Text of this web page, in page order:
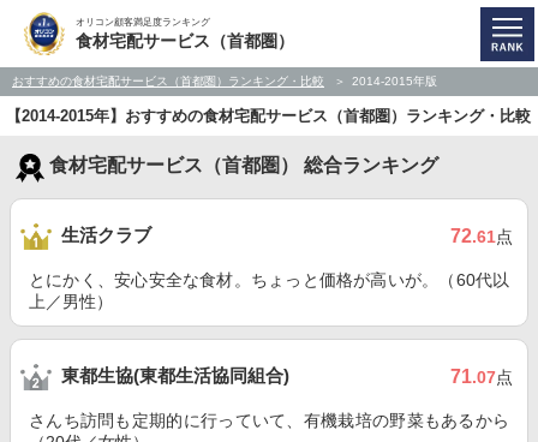
オリコン顧客満足度ランキング
食材宅配サービス（首都圏）
おすすめの食材宅配サービス（首都圏）ランキング・比較 2014-2015年版
【2014-2015年】おすすめの食材宅配サービス（首都圏）ランキング・比較
食材宅配サービス（首都圏） 総合ランキング
生活クラブ 72.61点
とにかく、安心安全な食材。ちょっと価格が高いが。（60代以
上／男性）
東都生協(東都生活協同組合) 71.07点
さんち訪問も定期的に行っていて、有機栽培の野菜もあるから